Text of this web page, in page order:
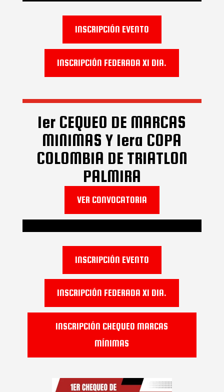
INSCRIPCIÓN EVENTO
INSCRIPCIÓN FEDERADA X1 DIA.
1er CEQUEO DE MARCAS
MINIMAS Y 1era COPA
COLOMBIA DE TRIATLON
PALMIRA
VER CONVOCATORIA
INSCRIPCIÓN EVENTO
INSCRIPCIÓN FEDERADA X1 DIA.
INSCRIPCIÓN CHEQUEO MARCAS
MÍNIMAS